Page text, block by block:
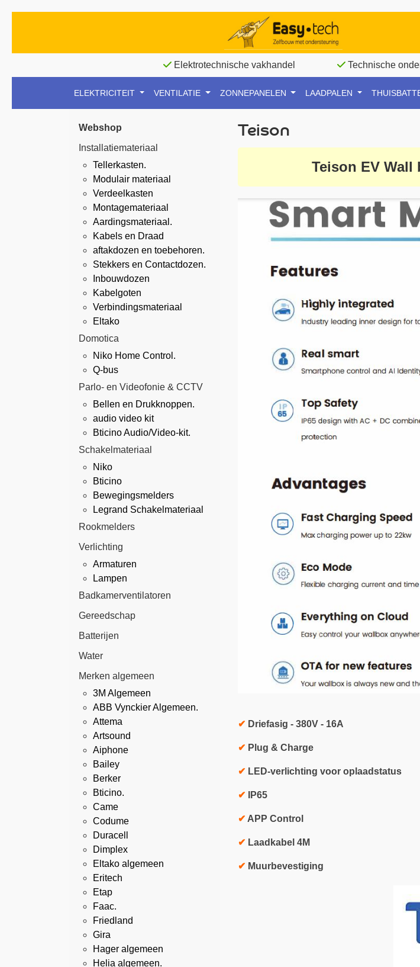
Elektrotechnische vakhandel Technische
ELEKTRICITEIT VENTILATIE ZONNEPANELEN LAADPALEN
Webshop
Installatiemateriaal
Tellerkasten.
Modulair materiaal
Verdeelkasten
Montagemateriaal
Aardingsmateriaal.
Kabels en Draad
aftakdozen en toebehoren.
Stekkers en Contactdozen.
Inbouwdozen
Kabelgoten
Verbindingsmateriaal
Eltako
Domotica
Niko Home Control.
Q-bus
Parlo- en Videofonie & CCTV
Bellen en Drukknoppen.
audio video kit
Bticino Audio/Video-kit.
Schakelmateriaal
Niko
Bticino
Bewegingsmelders
Legrand Schakelmateriaal
Rookmelders
Verlichting
Armaturen
Lampen
Badkamerventilatoren
Gereedschap
Batterijen
Water
Merken algemeen
3M Algemeen
ABB Vynckier Algemeen.
Attema
Artsound
Aiphone
Bailey
Berker
Bticino.
Came
Codume
Duracell
Dimplex
Eltako algemeen
Eritech
Etap
Faac.
Friedland
Gira
Hager algemeen
Helia algemeen.
Teison
Teison EV Wall
✔ Driefasig - 380V - 16A
✔ Plug & Charge
✔ LED-verlichting voor oplaadstatus
✔ IP65
✔ APP Control
✔ Laadkabel 4M
✔ Muurbevestiging